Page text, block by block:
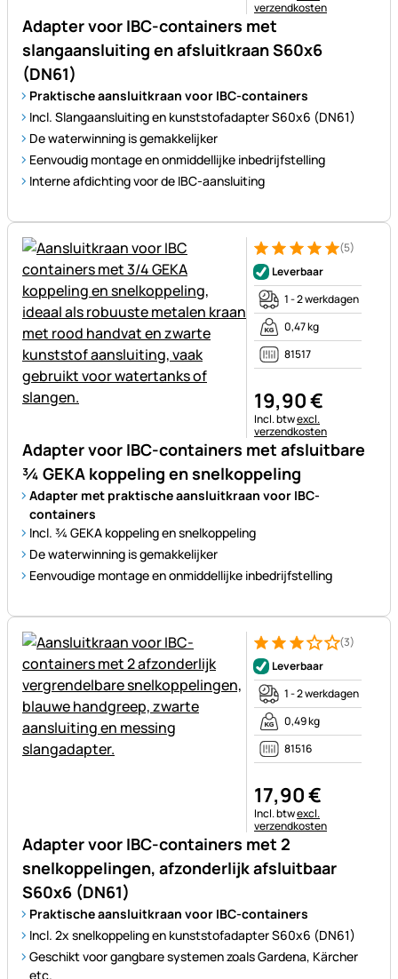
Adapter voor IBC-containers met
slangaansluiting en afsluitkraan S60x6
(DN61)
Praktische aansluitkraan voor IBC-containers
Incl. Slangaansluiting en kunststofadapter S60x6 (DN61)
De waterwinning is gemakkelijker
Eenvoudig montage en onmiddellijke inbedrijfstelling
Interne afdichting voor de IBC-aansluiting
verzendkosten
Adapter voor IBC-containers met afsluitbare
¾ GEKA koppeling en snelkoppeling
Adapter met praktische aansluitkraan voor IBC-
containers
Incl. ¾ GEKA koppeling en snelkoppeling
De waterwinning is gemakkelijker
Eenvoudige montage en onmiddellijke inbedrijfstelling
Beoordeling: 5 van 5 (5
5 Bewertungen
(5)
Leverbaar
1 - 2 werkdagen
0,47 kg
81517
19,90€
Belastinginformatie:
Incl. btwexcl.
verzendkosten
Adapter voor IBC-containers met 2
snelkoppelingen, afzonderlijk afsluitbaar
S60x6 (DN61)
Praktische aansluitkraan voor IBC-containers
Incl. 2x snelkoppeling en kunststofadapter S60x6 (DN61)
Geschikt voor gangbare systemen zoals Gardena, Kärcher
etc.
Beoordeling: 3 van 5 (3
3 Bewertungen
(3)
Leverbaar
1 - 2 werkdagen
0,49 kg
81516
17,90€
Belastinginformatie:
Incl. btwexcl.
verzendkosten